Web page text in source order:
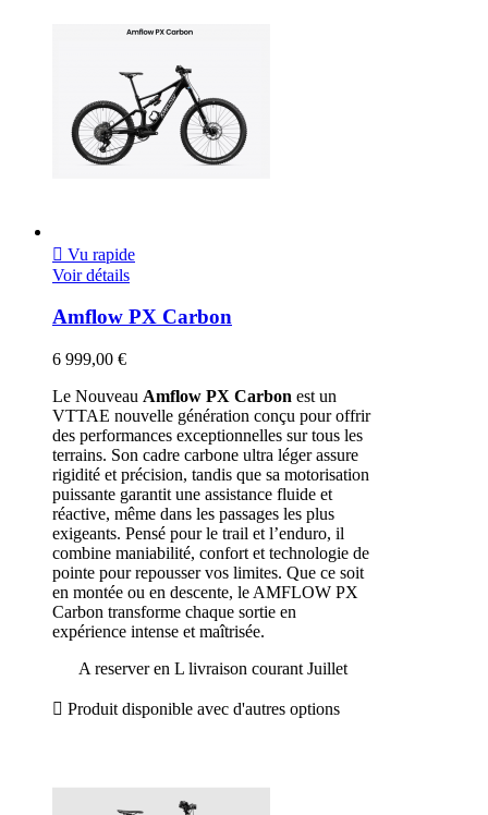
 Vu rapide
Voir détails
Amflow PX Carbon
6 999,00 €
Le Nouveau Amflow PX Carbon est un
VTTAE nouvelle génération conçu pour offrir
des performances exceptionnelles sur tous les
terrains. Son cadre carbone ultra léger assure
rigidité et précision, tandis que sa motorisation
puissante garantit une assistance fluide et
réactive, même dans les passages les plus
exigeants. Pensé pour le trail et l’enduro, il
combine maniabilité, confort et technologie de
pointe pour repousser vos limites. Que ce soit
en montée ou en descente, le AMFLOW PX
Carbon transforme chaque sortie en
expérience intense et maîtrisée.
A reserver en L livraison courant Juillet
 Produit disponible avec d'autres options